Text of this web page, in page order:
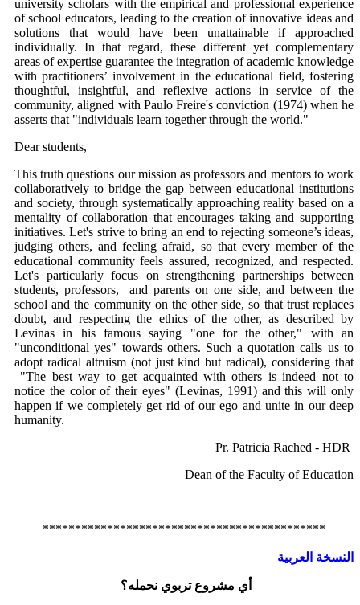
university scholars with the empirical and professional experience
of school educators, leading to the creation of innovative ideas and
solutions that would have been unattainable if approached
individually. In that regard, these different yet complementary
areas of expertise guarantee the integration of academic knowledge
with practitioners’ involvement in the educational field, fostering
thoughtful, insightful, and reflexive actions in service of the
community, aligned with Paulo Freire's conviction (1974) when he
asserts that "individuals learn together through the world."
Dear students,
This truth questions our mission as professors and mentors to work
collaboratively to bridge the gap between educational institutions
and society, through systematically approaching reality based on a
mentality of collaboration that encourages taking and supporting
initiatives. Let's strive to bring an end to rejecting someone’s ideas,
judging others, and feeling afraid, so that every member of the
educational community feels assured, recognized, and respected.
Let's particularly focus on strengthening partnerships between
students, professors, and parents on one side, and between the
school and the community on the other side, so that trust replaces
doubt, and respecting the ethics of the other, as described by
Levinas in his famous saying "one for the other," with an
"unconditional yes" towards others. Such a quotation calls us to
adopt radical altruism (not just kind but radical), considering that
"The best way to get acquainted with others is indeed not to
notice the color of their eyes" (Levinas, 1991) and this will only
happen if we completely get rid of our ego and unite in our deep
humanity.
Pr. Patricia Rached - HDR
Dean of the Faculty of Education
********************************************
النسخة العربية
أي مشروع تربوي نحمله؟